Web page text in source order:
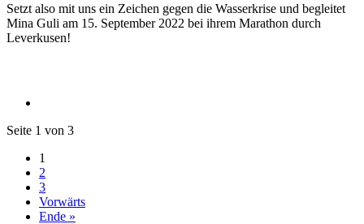
Setzt also mit uns ein Zeichen gegen die Wasserkrise und begleitet
Mina Guli am 15. September 2022 bei ihrem Marathon durch
Leverkusen!
Seite 1 von 3
1
2
3
Vorwärts
Ende »